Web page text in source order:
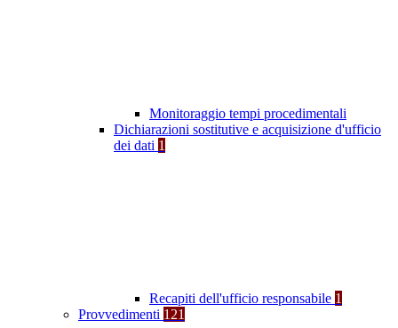
Monitoraggio tempi procedimentali
Dichiarazioni sostitutive e acquisizione d'ufficio
dei dati 1
Recapiti dell'ufficio responsabile 1
Provvedimenti 121